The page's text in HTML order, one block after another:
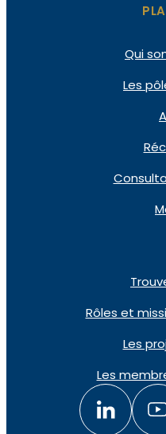
Qui
Les
Rôles et
Les
Les